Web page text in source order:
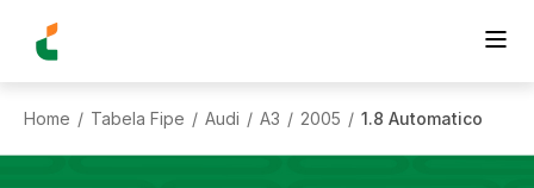
Home / Tabela Fipe / Audi / A3 / 2005 / 1.8 Automatico